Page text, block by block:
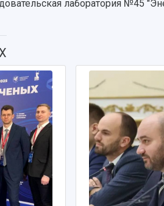
лаборатория №45